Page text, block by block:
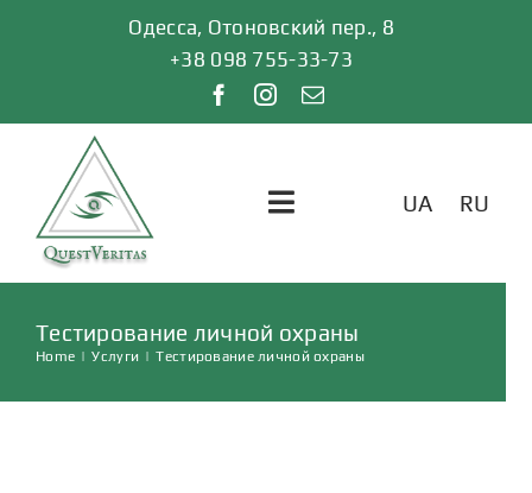
Одесса, Отоновский пер., 8
+38 098 755-33-73
Toggle
UA RU
Тестирование личной охраны
Home | Услуги | Тестирование личной охраны